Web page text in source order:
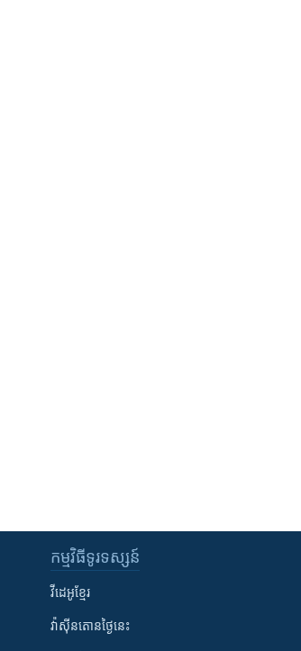
កម្មវិធី​ទូរទស្សន៍
វីដេអូ​ខ្មែរ
វ៉ាស៊ីនតោន​ថ្ងៃ​នេះ